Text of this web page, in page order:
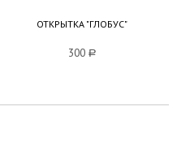
ОТКРЫТКА "ГЛОБУС"
300 a